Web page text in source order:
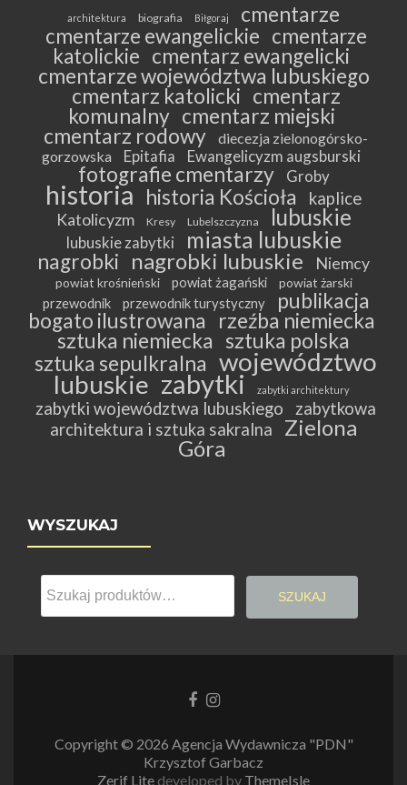
architektura biografia Biłgoraj
cmentarze
cmentarze ewangelickie cmentarze
katolickie cmentarz ewangelicki
cmentarze województwa lubuskiego
cmentarz katolicki cmentarz
komunalny cmentarz miejski
cmentarz rodowy
diecezja zielonogórsko-
gorzowska
Epitafia Ewangelicyzm augsburski
fotografie cmentarzy Groby
historia historia Kościoła kaplice
Katolicyzm Kresy Lubelszczyzna lubuskie
lubuskie zabytki miasta lubuskie
nagrobki nagrobki lubuskie Niemcy
powiat krośnieński powiat żagański powiat żarski
przewodnik przewodnik turystyczny
publikacja
bogato ilustrowana
rzeźba niemiecka
sztuka niemiecka sztuka polska
sztuka sepulkralna województwo
lubuskie zabytki zabytki architektury
zabytki województwa lubuskiego
zabytkowa
architektura i sztuka sakralna
Zielona
Góra
WYSZUKAJ
Szukaj:
SZUKAJ
LinkLink
Copyright © 2026 Agencja Wydawnicza "PDN"
Krzysztof Garbacz
Zerif Lite developed by ThemeIsle